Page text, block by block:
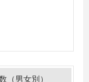
（男女別）